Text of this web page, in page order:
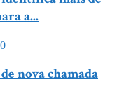
a...
0
nova chamada